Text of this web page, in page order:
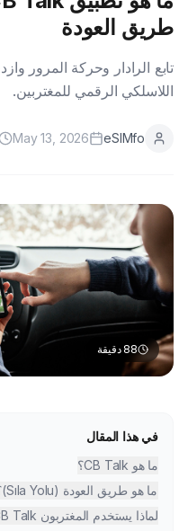
طريق العودة
اللاسلكي الرقمي للمغتربين.
eSIMfo
May 13, 2026
88 دقيقة
في هذا المقال
ما هو CB Talk؟
ما هو طريق العودة (Sıla Yolu)؟
لماذا يستخدم المغتربون CB Talk؟